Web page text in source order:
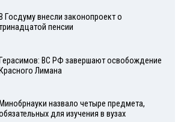
В Госдуму внесли законопроект о
пенсии
Герасимов: ВС РФ завершают освобождение
Красного Лимана
Минобрнауки назвало четыре предмета,
для изучения в вузах